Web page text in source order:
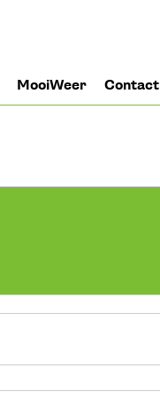
MooiWeer Contact